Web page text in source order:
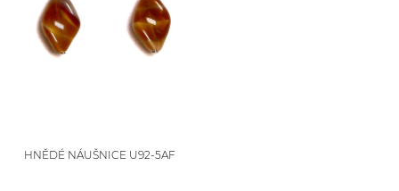
HNĚDÉ NÁUŠNICE U92-5AF